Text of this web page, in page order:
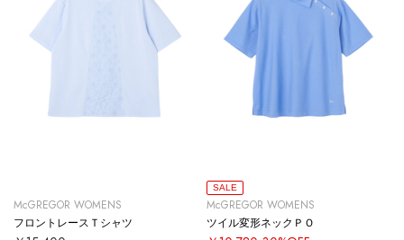
McGREGOR WOMENS
フロントレースＴシャツ
SALE
McGREGOR WOMENS
ツイル変形ネックＰＯ